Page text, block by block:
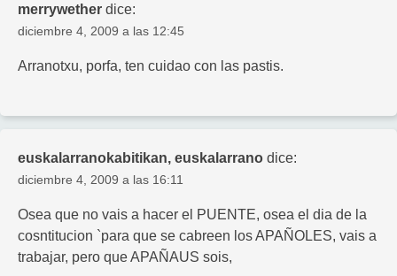
merrywether dice:
diciembre 4, 2009 a las 12:45
Arranotxu, porfa, ten cuidao con las pastis.
euskalarranokabitikan, euskalarrano dice:
diciembre 4, 2009 a las 16:11
Osea que no vais a hacer el PUENTE, osea el dia de la
cosntitucion `para que se cabreen los APAÑOLES, vais a
trabajar, pero que APAÑAUS sois,